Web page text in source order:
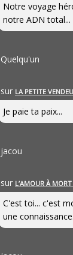
Notre voyage
notre ADN total...
Quelqu'un
sur LA PETITE
Je paie ta paix...
jacou
sur L’AMOUR À
C'est toi... c'est
une